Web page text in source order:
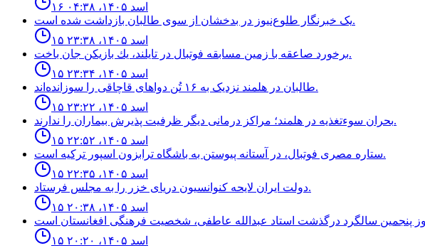
۱۶ اسد ۱۴۰۵، ۰۴:۳۸
یک خبرنگار طلوع‌نیوز در بدخشان از سوی طالبان بازداشت شده است.
۱۵ اسد ۱۴۰۵، ۲۳:۳۸
برخورد صاعقه با زمين مسابقه فوتبال در تايلند، يك بازيكن جان باخت.
۱۵ اسد ۱۴۰۵، ۲۳:۳۴
طالبان در هلمند نزدیک به ۱۶ تُن دواهای قاچاقی را سوزانده‌اند.
۱۵ اسد ۱۴۰۵، ۲۳:۲۲
بحران سوءتغذیه در هلمند؛ مراکز درمانی دیگر ظرفیت پذیرش بیماران را ندارند.
۱۵ اسد ۱۴۰۵، ۲۲:۵۲
ستاره مصرى فوتبال، در آستانه پيوستن به باشگاه ترابزون اسپور تركيه است.
۱۵ اسد ۱۴۰۵، ۲۲:۳۵
دولت ايران لايحه كنوانسيون درياى خزر را به مجلس فرستاد.
۱۵ اسد ۱۴۰۵، ۲۰:۳۸
۱۵ اسد ۱۴۰۵، ۲۰:۲۰